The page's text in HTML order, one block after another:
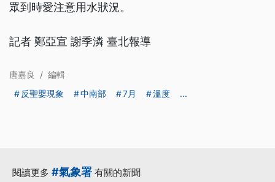
眾到時愛注意用水狀況。
記者 鄭亞宣 謝季潾 臺北報導
唐嘉良 / 編輯
反聖嬰現象
中南部 7月 溫度 ...
閱讀更多 #氣象署 有關的新聞